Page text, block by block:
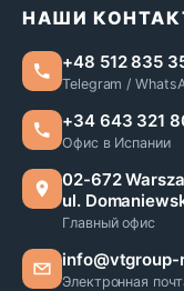
НАШИ
+48 512 835
Telegram /
+34 643 321
Офис в Испании
02-672
ul.
Главный офис
Электронная